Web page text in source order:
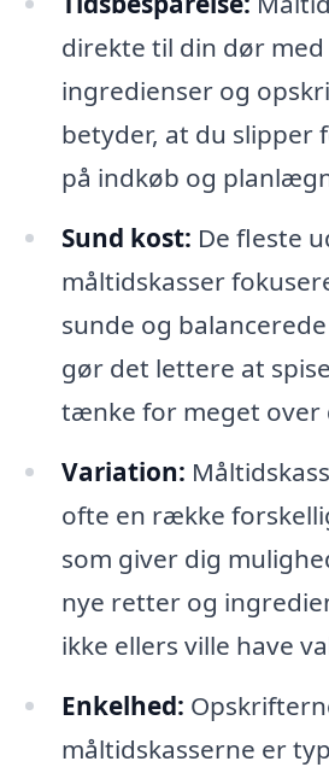
direkte til din dør
ingredienser og
betyder, at du slipper
på indkøb og
Sund kost: De fleste
måltidskasser
sunde og
gør det lettere at
tænke for meget over
Variation:
ofte en række
som giver dig
nye retter og
ikke ellers ville have
Enkelhed:
måltidskasserne er